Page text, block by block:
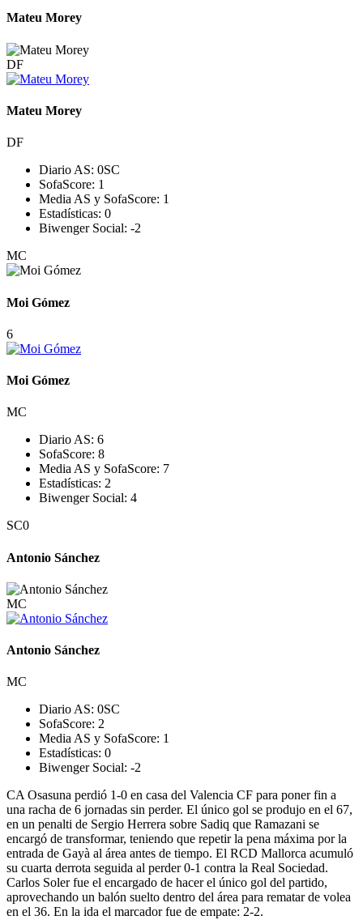
Mateu Morey
DF
Mateu Morey
DF
Diario AS: 0SC
SofaScore: 1
Media AS y SofaScore: 1
Estadísticas: 0
Biwenger Social: -2
MC
Moi Gómez
6
Moi Gómez
MC
Diario AS: 6
SofaScore: 8
Media AS y SofaScore: 7
Estadísticas: 2
Biwenger Social: 4
SC0
Antonio Sánchez
MC
Antonio Sánchez
MC
Diario AS: 0SC
SofaScore: 2
Media AS y SofaScore: 1
Estadísticas: 0
Biwenger Social: -2
CA Osasuna perdió 1-0 en casa del Valencia CF para poner fin a
una racha de 6 jornadas sin perder. El único gol se produjo en el 67,
en un penalti de Sergio Herrera sobre Sadiq que Ramazani se
encargó de transformar, teniendo que repetir la pena máxima por la
entrada de Gayà al área antes de tiempo. El RCD Mallorca acumuló
su cuarta derrota seguida al perder 0-1 contra la Real Sociedad.
Carlos Soler fue el encargado de hacer el único gol del partido,
aprovechando un balón suelto dentro del área para rematar de volea
en el 36. En la ida el marcador fue de empate: 2-2.